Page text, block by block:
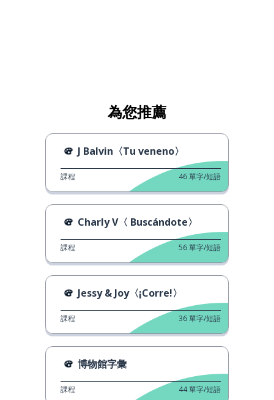
為您推薦
J Balvin〈Tu veneno〉
課程 46單字/短語
Charly V〈 Buscándote〉
課程 56單字/短語
Jessy & Joy〈¡Corre!〉
課程 36單字/短語
博物館字彙
課程 44單字/短語